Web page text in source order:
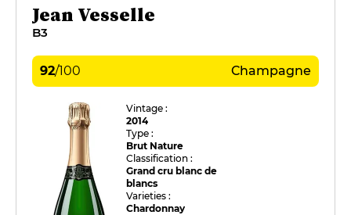
Jean Vesselle
B3
92/100 Champagne
Vintage :
2014
Type :
Brut Nature
Classification :
Grand cru blanc de
blancs
Varieties :
Chardonnay